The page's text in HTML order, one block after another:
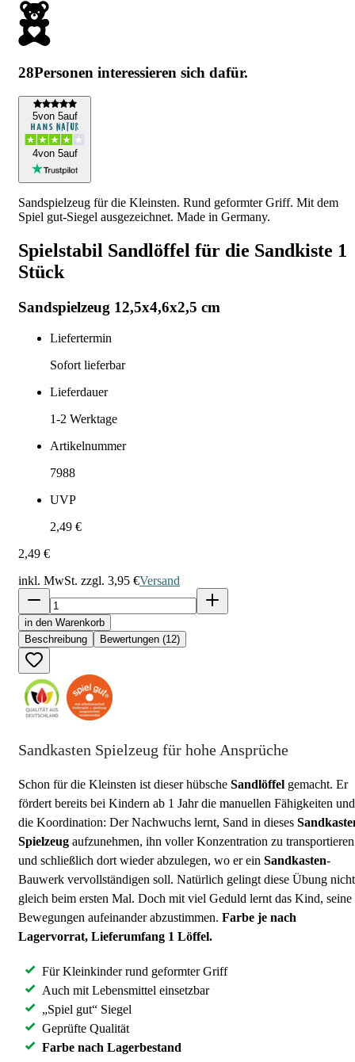
28Personen interessieren sich dafür.
5von 5auf
4von 5auf
Sandspielzeug für die Kleinsten. Rund geformter Griff. Mit dem
Spiel gut-Siegel ausgezeichnet. Made in Germany.
Spielstabil Sandlöffel für die Sandkiste 1
Stück
Sandspielzeug 12,5x4,6x2,5 cm
Liefertermin
Sofort lieferbar
Lieferdauer
1-2 Werktage
Artikelnummer
7988
UVP
2,49 €
2,49 €
inkl. MwSt. zzgl. 3,95 €Versand
in den Warenkorb
Beschreibung
Bewertungen (12)
Sandkasten Spielzeug für hohe Ansprüche
Schon für die Kleinsten ist dieser hübsche Sandlöffel gemacht. Er
fördert bereits bei Kindern ab 1 Jahr die manuellen Fähigkeiten und
die Koordination: Der Nachwuchs lernt, Sand in dieses
Spielzeug aufzunehmen, ihn voller Konzentration zu transportieren
und schließlich dort wieder abzulegen, wo er ein Sandkasten-
Bauwerk vervollständigen soll. Natürlich gelingt diese Übung nicht
gleich beim ersten Mal. Doch mit viel Geduld lernt das Kind, seine
Bewegungen aufeinander abzustimmen. Farbe je nach
Lagervorrat, Lieferumfang 1 Löffel.
Für Kleinkinder rund geformter Griff
Auch mit Lebensmittel einsetzbar
„Spiel gut“ Siegel
Geprüfte Qualität
Farbe nach Lagerbestand